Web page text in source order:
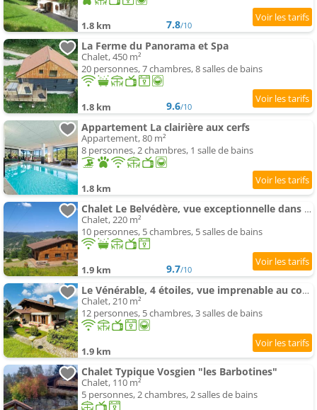
1.8 km 7.8/10
La Ferme du Panorama et Spa
Chalet, 450 m²
20 personnes, 7 chambres, 8 salles de bains
1.8 km 9.6/10
Appartement La clairière aux cerfs
Appartement, 80 m²
8 personnes, 2 chambres, 1 salle de bains
1.8 km
Chalet Le Belvédère, vue exceptionnelle dans les Hautes Vosges
Chalet, 220 m²
10 personnes, 5 chambres, 5 salles de bains
1.9 km 9.7/10
Le Vénérable, 4 étoiles, vue imprenable au coeur des Vosges
Chalet, 210 m²
12 personnes, 5 chambres, 3 salles de bains
1.9 km
Chalet Typique Vosgien "les Barbotines"
Chalet, 110 m²
5 personnes, 2 chambres, 2 salles de bains